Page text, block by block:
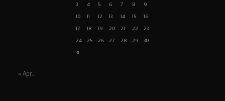
3
4 5 6 7 8
9
10
11 12 13 14 15
16
17
18 19 20 21 22
23
24
25 26 27 28 29
30
31
« Apr.